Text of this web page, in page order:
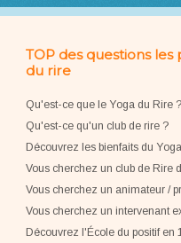
TOP des questions
du rire
Qu'est-ce que le Yoga du Rire ?
Qu'est-ce qu'un club de rire ?
Découvrez les bienfaits du
Vous cherchez un club de Rire
Vous cherchez un animateur /
Vous cherchez un intervenant
Découvrez l'École du positif en